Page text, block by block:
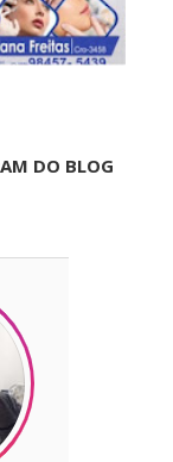
DO BLOG